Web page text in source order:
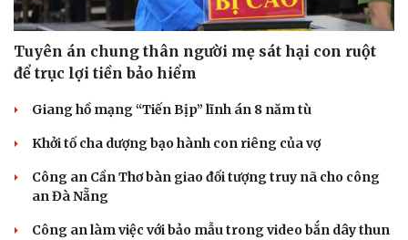
Tuyên án chung thân người mẹ sát hại con ruột
để trục lợi tiền bảo hiểm
Giang hồ mạng “Tiến Bịp” lĩnh án 8 năm tù
Khởi tố cha dượng bạo hành con riêng của vợ
Công an Cần Thơ bàn giao đối tượng truy nã cho công
an Đà Nẵng
Công an làm việc với bảo mẫu trong video bắn dây thun